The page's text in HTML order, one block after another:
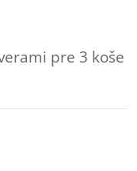
pre 3 koše